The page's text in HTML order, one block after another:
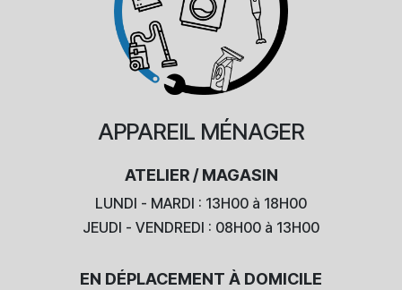
APPAREIL MÉNAGER
ATELIER / MAGASIN
LUNDI - MARDI : 13H00 à 18H00
JEUDI - VENDREDI : 08H00 à 13H00
EN DÉPLACEMENT À DOMICILE